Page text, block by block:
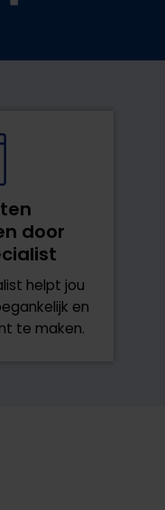
door
helpt jou
en
te maken.